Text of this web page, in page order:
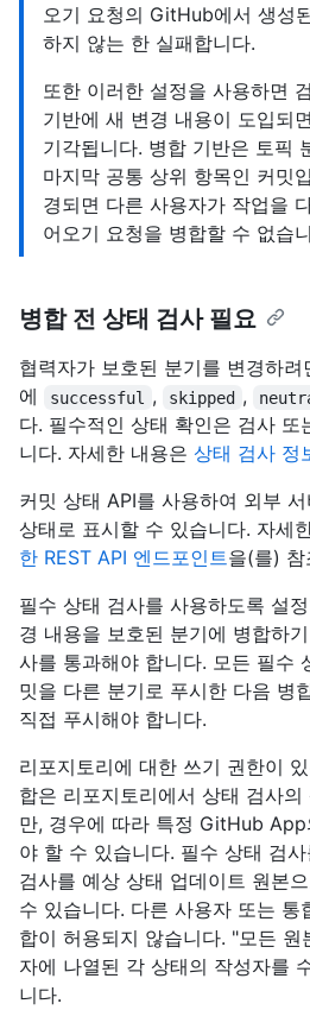
오기 요청의 GitHub에서 생성
하지 않는 한 실패합니다.
또한 이러한 설정을 사용하면
기반에 새 변경 내용이 도입되
기각됩니다. 병합 기반은 토픽
마지막 공통 상위 항목인 커밋
경되면 다른 사용자가 작업을
어오기 요청을 병합할 수 없습
병합 전 상태 검사 필요
협력자가 보호된 분기를 변경하
에
successful , skipped ,
다. 필수적인 상태 확인은 검사 또
니다. 자세한 내용은 상태 검사 정
커밋 상태 API를 사용하여 외부
상태로 표시할 수 있습니다. 자세
한 REST API 엔드포인트을(를) 참
필수 상태 검사를 사용하도록 설
경 내용을 보호된 분기에 병합하
사를 통과해야 합니다. 모든 필수
밋을 다른 분기로 푸시한 다음 병
직접 푸시해야 합니다.
리포지토리에 대한 쓰기 권한이
합은 리포지토리에서 상태 검사
만, 경우에 따라 특정 GitHub
야 할 수 있습니다. 필수 상태 검
검사를 예상 상태 업데이트 원본
수 있습니다. 다른 사용자 또는 통
합이 허용되지 않습니다. "모든
자에 나열된 각 상태의 작성자를
니다.